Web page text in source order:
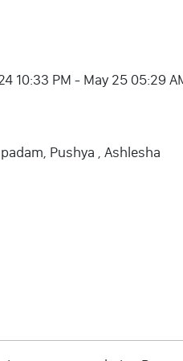
10:33 PM - May 25 05:29
Pushya , Ashlesha